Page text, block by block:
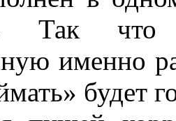
Так что
именно
будет